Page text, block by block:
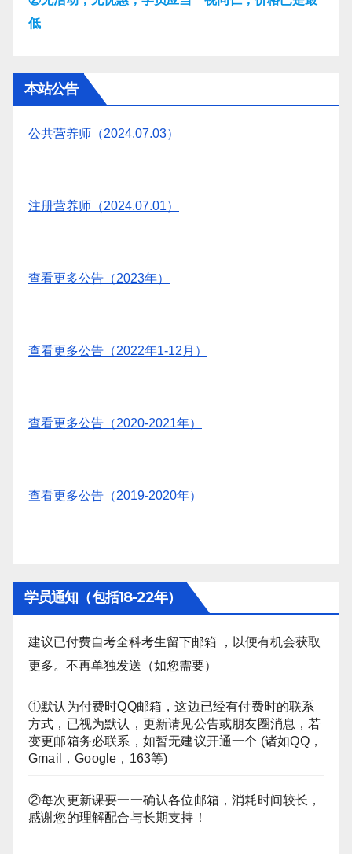
低
本站公告
公共营养师（2024.07.03）
注册营养师（2024.07.01）
查看更多公告（2023年）
查看更多公告（2022年1-12月）
查看更多公告（2020-2021年）
查看更多公告（2019-2020年）
学员通知（包括18-22年）
建议已付费自考全科考生留下邮箱 ，以便有机会获取
更多。不再单独发送（如您需要）
①默认为付费时QQ邮箱，这边已经有付费时的联系
方式，已视为默认，更新请见公告或朋友圈消息，若
变更邮箱务必联系，如暂无建议开通一个 (诸如QQ，
Gmail，Google，163等)
②每次更新课要一一确认各位邮箱，消耗时间较长，
感谢您的理解配合与长期支持！